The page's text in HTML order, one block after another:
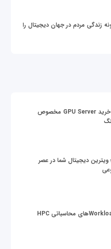
زندگی مردم در جهان دیجیتال را
قیمت سرور گرافیکی | خرید GPU Server مخصوص
دیجیتال شما در عصر